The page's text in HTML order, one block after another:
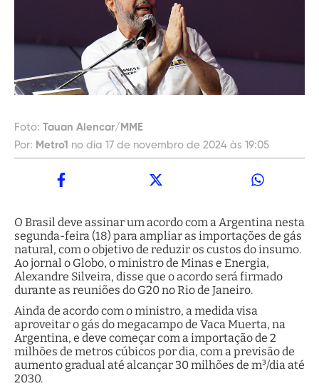
Foto: Tauan Alencar/MME
Por: Metro1 no dia 17 de novembro de 2024 às 19:05
O Brasil deve assinar um acordo com a Argentina nesta
segunda-feira (18) para ampliar as importações de gás
natural, com o objetivo de reduzir os custos do insumo.
Ao jornal o Globo, o ministro de Minas e Energia,
Alexandre Silveira, disse que o acordo será firmado
durante as reuniões do G20 no Rio de Janeiro.
Ainda de acordo com o ministro, a medida visa
aproveitar o gás do megacampo de Vaca Muerta, na
Argentina, e deve começar com a importação de 2
milhões de metros cúbicos por dia, com a previsão de
aumento gradual até alcançar 30 milhões de m³/dia até
2030.